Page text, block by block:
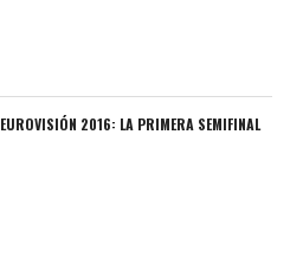
EUROVISIÓN 2016: LA PRIMERA SEMIFINAL